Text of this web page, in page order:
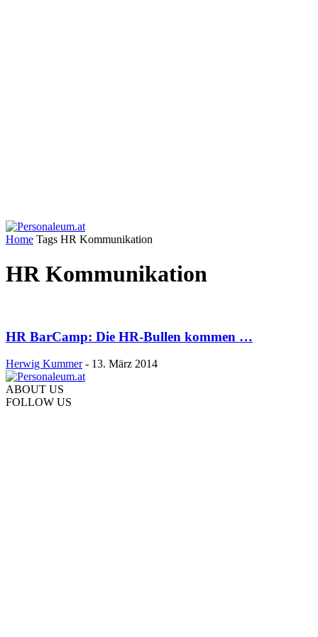
Home Tags HR Kommunikation
HR Kommunikation
HR BarCamp: Die HR-Bullen kommen …
Herwig Kummer - 13. März 2014
ABOUT US
FOLLOW US